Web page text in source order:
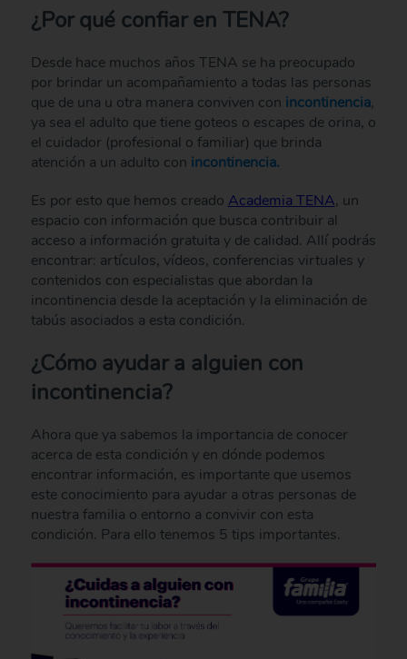
¿Por qué confiar en TENA?
Desde hace muchos años TENA se ha preocupado
por brindar un acompañamiento a todas las personas
que de una u otra manera conviven con incontinencia,
ya sea el adulto que tiene goteos o escapes de orina, o
el cuidador (profesional o familiar) que brinda
atención a un adulto con incontinencia.
Es por esto que hemos creado Academia TENA, un
espacio con información que busca contribuir al
acceso a información gratuita y de calidad. Allí podrás
encontrar: artículos, vídeos, conferencias virtuales y
contenidos con especialistas que abordan la
incontinencia desde la aceptación y la eliminación de
tabús asociados a esta condición.
¿Cómo ayudar a alguien con
incontinencia?
Ahora que ya sabemos la importancia de conocer
acerca de esta condición y en dónde podemos
encontrar información, es importante que usemos
este conocimiento para ayudar a otras personas de
nuestra familia o entorno a convivir con esta
condición. Para ello tenemos 5 tips importantes.